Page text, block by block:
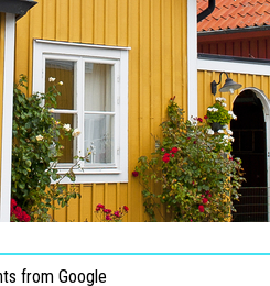
from Google